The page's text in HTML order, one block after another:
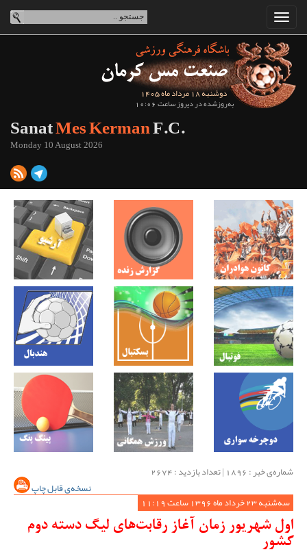
دوشنبه 18 مرداد ماه 1405
به‌روزشده در دیروز ساعت 10:06
SanatMes KermanF.C.
Monday 10 August 2026
شماره‌ی خبر : ‌1896 | تعداد بازدید : 2674
نسخه‌ی قابل چاپ
سه‌شنبه 23 خرداد ماه 1396 ساعت 11:19
اول شهریور زمان آغاز رقابت‌های لیگ دسته دوم
کشور